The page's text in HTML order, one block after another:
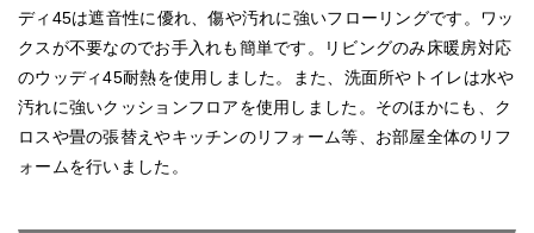
ディ45は遮音性に優れ、傷や汚れに強いフローリングです。ワッ
クスが不要なのでお手入れも簡単です。リビングのみ床暖房対応
のウッディ45耐熱を使用しました。また、洗面所やトイレは水や
汚れに強いクッションフロアを使用しました。そのほかにも、ク
ロスや畳の張替えやキッチンのリフォーム等、お部屋全体のリフ
ォームを行いました。